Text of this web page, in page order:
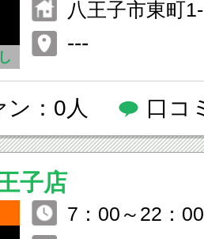
八王子市東町
---
ン：0人 口コ
子店
7：00～22：00